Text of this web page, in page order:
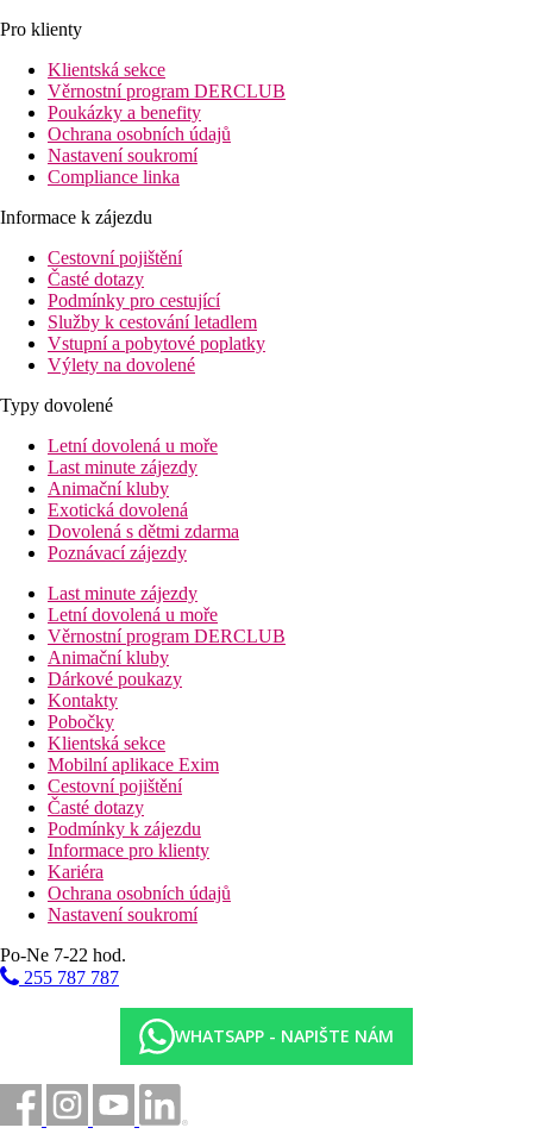
Pro klienty
Klientská sekce
Věrnostní program DERCLUB
Poukázky a benefity
Ochrana osobních údajů
Nastavení soukromí
Compliance linka
Informace k zájezdu
Cestovní pojištění
Časté dotazy
Podmínky pro cestující
Služby k cestování letadlem
Vstupní a pobytové poplatky
Výlety na dovolené
Typy dovolené
Letní dovolená u moře
Last minute zájezdy
Animační kluby
Exotická dovolená
Dovolená s dětmi zdarma
Poznávací zájezdy
Last minute zájezdy
Letní dovolená u moře
Věrnostní program DERCLUB
Animační kluby
Dárkové poukazy
Kontakty
Pobočky
Klientská sekce
Mobilní aplikace Exim
Cestovní pojištění
Časté dotazy
Podmínky k zájezdu
Informace pro klienty
Kariéra
Ochrana osobních údajů
Nastavení soukromí
Po-Ne 7-22 hod.
255 787 787
WHATSAPP - NAPIŠTE NÁM